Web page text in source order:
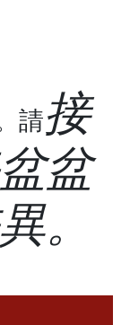
請接
盆
。